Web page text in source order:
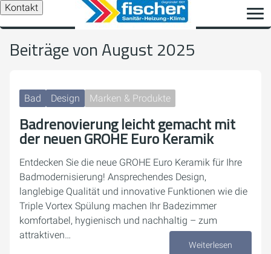
Kontakt
Beiträge von August 2025
Bad Design Marken & Produkte
Badrenovierung leicht gemacht mit
der neuen GROHE Euro Keramik
Entdecken Sie die neue GROHE Euro Keramik für Ihre
Badmodernisierung! Ansprechendes Design,
langlebige Qualität und innovative Funktionen wie die
Triple Vortex Spülung machen Ihr Badezimmer
komfortabel, hygienisch und nachhaltig – zum
attraktiven…
Weiterlesen